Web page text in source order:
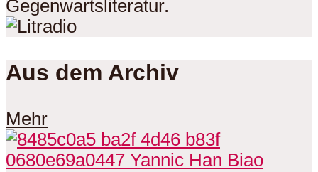
Gegenwartsliteratur.
Aus dem Archiv
Mehr